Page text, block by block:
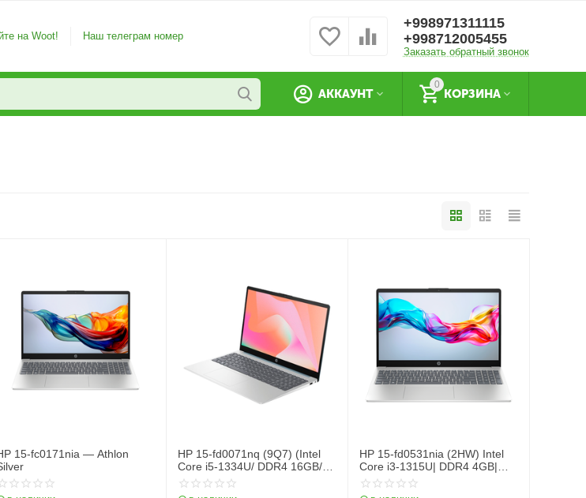
на Woot! Наш телеграм номер
+998971311115
+998712005455
Заказать обратный звонок
0
КОРЗИНА
АККАУНТ
15-fc0171nia — Athlon
HP 15-fd0071nq (9Q7) (Intel
Core i5-1334U/ DDR4 16GB/
SSD 512GB/ 15.6" FHD IPS/
Intel Iris Xe graphics/ NoOS/
HP 15-fd0531nia (2HW) Intel
Core i3-1315U| DDR4 4GB|
SSD 256GB| 15.6″ FHD LCD|
Intel UHD Graphics| NoOS| RU|